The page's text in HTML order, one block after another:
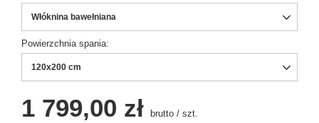
Włóknina bawełniana
Powierzchnia spania
120x200 cm
1 799,00 zł brutto / szt.